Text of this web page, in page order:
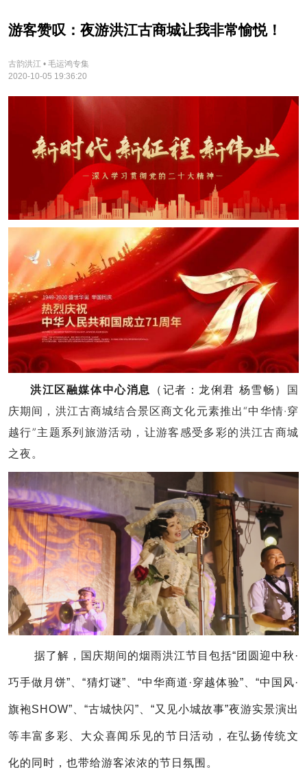
游客赞叹：夜游洪江古商城让我非常愉悦！
古韵洪江 • 毛运鸿专集
2020-10-05 19:36:20
洪江区融媒体中心消息 （记者：龙俐君 杨雪畅 ） 国
庆期间， 洪江古商城结合景区商文化元素推出“中华情·穿
越行”主题系列旅游活动， 让游客感受多彩的洪江古商城
之夜。
据了解，国庆期间的烟雨洪江节目包括“团圆迎中秋·
巧手做月饼”、“猜灯谜”、“中华商道·穿越体验”、“中国风·
旗袍SHOW”、“古城快闪”、“又见小城故事”夜游实景演出
等丰富多彩、大众喜闻乐见的节日活动，在弘扬传统文
化的同时，也带给游客浓浓的节日氛围。